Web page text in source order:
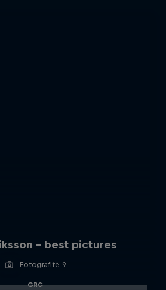
– best pictures
Fotografitë 9
GRC